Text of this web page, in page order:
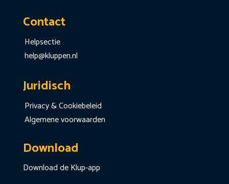
Contact
Helpsectie
help@kluppen.nl
Juridisch
Privacy & Cookiebeleid
Algemene voorwaarden
Download
Download de Klup-app